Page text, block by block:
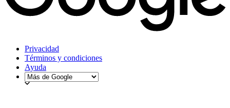
Privacidad
Términos y condiciones
Ayuda